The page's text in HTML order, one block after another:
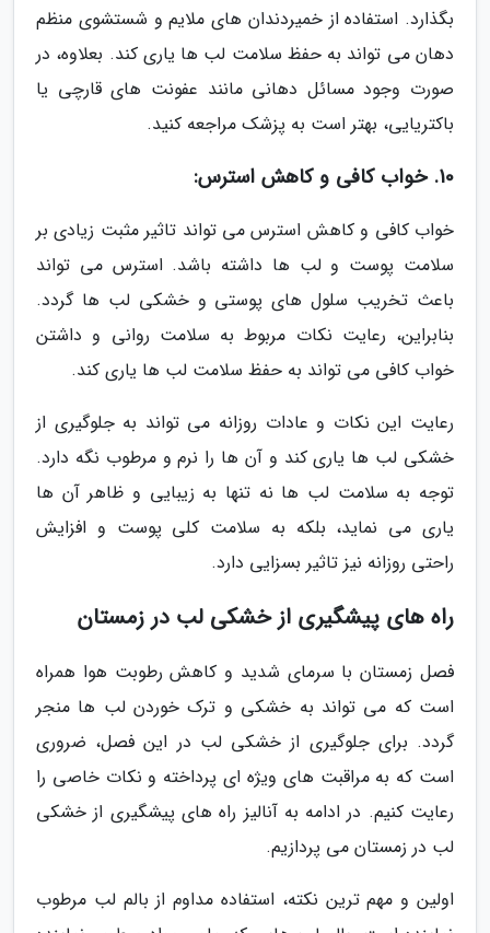
بگذارد. استفاده از خمیردندان های ملایم و شستشوی منظم
دهان می تواند به حفظ سلامت لب ها یاری کند. بعلاوه، در
صورت وجود مسائل دهانی مانند عفونت های قارچی یا
باکتریایی، بهتر است به پزشک مراجعه کنید.
10. خواب کافی و کاهش استرس:
خواب کافی و کاهش استرس می تواند تاثیر مثبت زیادی بر
سلامت پوست و لب ها داشته باشد. استرس می تواند
باعث تخریب سلول های پوستی و خشکی لب ها گردد.
بنابراین، رعایت نکات مربوط به سلامت روانی و داشتن
خواب کافی می تواند به حفظ سلامت لب ها یاری کند.
رعایت این نکات و عادات روزانه می تواند به جلوگیری از
خشکی لب ها یاری کند و آن ها را نرم و مرطوب نگه دارد.
توجه به سلامت لب ها نه تنها به زیبایی و ظاهر آن ها
یاری می نماید، بلکه به سلامت کلی پوست و افزایش
راحتی روزانه نیز تاثیر بسزایی دارد.
راه های پیشگیری از خشکی لب در زمستان
فصل زمستان با سرمای شدید و کاهش رطوبت هوا همراه
است که می تواند به خشکی و ترک خوردن لب ها منجر
گردد. برای جلوگیری از خشکی لب در این فصل، ضروری
است که به مراقبت های ویژه ای پرداخته و نکات خاصی را
رعایت کنیم. در ادامه به آنالیز راه های پیشگیری از خشکی
لب در زمستان می پردازیم.
اولین و مهم ترین نکته، استفاده مداوم از بالم لب مرطوب